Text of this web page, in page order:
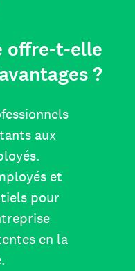
offre-t-elle
?
aux
et
pour
en la